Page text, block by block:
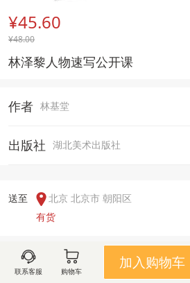
¥45.60
¥48.00
林泽黎人物速写公开课
作者 林基堂
出版社 湖北美术出版社
送至
北京 北京市 朝阳区
有货
用户评论(
联系客服 购物车
加入购物车